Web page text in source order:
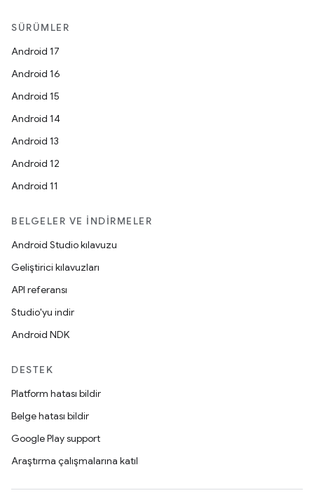
SÜRÜMLER
Android 17
Android 16
Android 15
Android 14
Android 13
Android 12
Android 11
BELGELER VE İNDIRMELER
Android Studio kılavuzu
Geliştirici kılavuzları
API referansı
Studio'yu indir
Android NDK
DESTEK
Platform hatası bildir
Belge hatası bildir
Google Play support
Araştırma çalışmalarına katıl